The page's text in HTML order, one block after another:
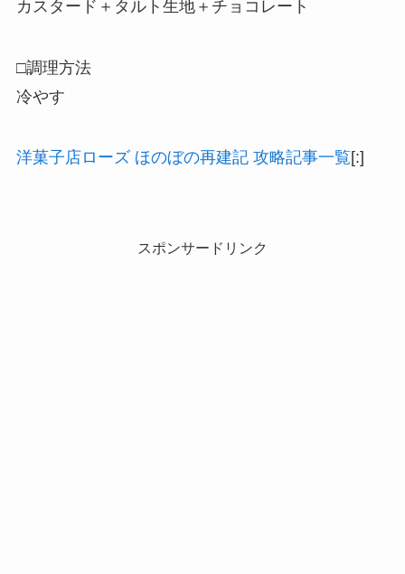
カスタード＋タルト生地＋チョコレート
□調理方法
冷やす
洋菓子店ローズ ほのぼの再建記 攻略記事一覧[:]
スポンサードリンク